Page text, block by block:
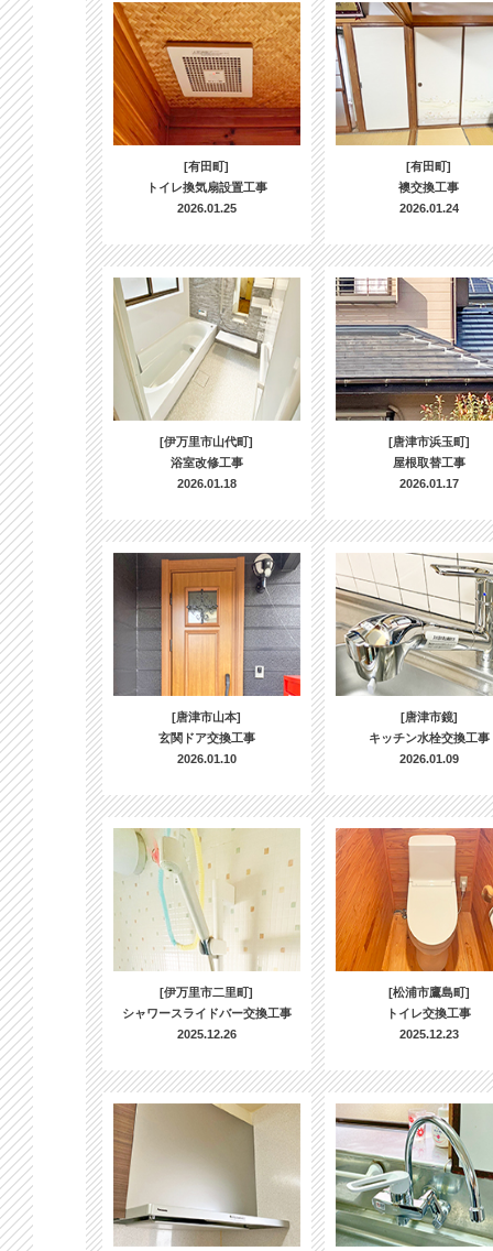
[有田町]
トイレ換気扇設置工事
2026.01.25
[有田町]
襖交換工事
2026.01.24
[伊万里市山代町]
浴室改修工事
2026.01.18
[唐津市浜玉町]
屋根取替工事
2026.01.17
[唐津市山本]
玄関ドア交換工事
2026.01.10
[唐津市鏡]
キッチン水栓交換工事
2026.01.09
[伊万里市二里町]
シャワースライドバー交換工事
2025.12.26
[松浦市鷹島町]
トイレ交換工事
2025.12.23